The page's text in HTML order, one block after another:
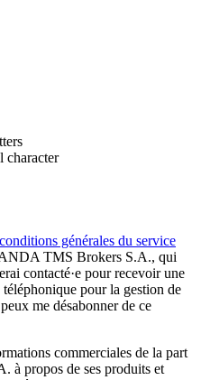
character
conditions générales du service
TMS Brokers S.A., qui
contacté·e pour recevoir une
pour la gestion de
me désabonner de ce
commerciales de la part
à propos de ses produits et